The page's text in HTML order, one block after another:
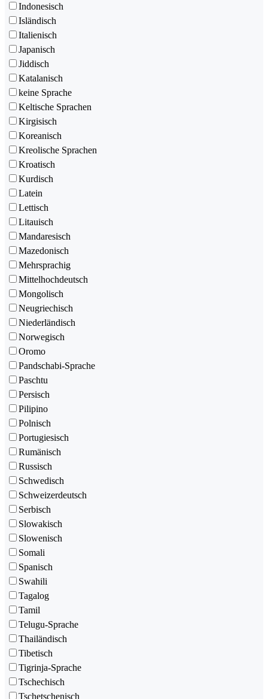
Indonesisch
Isländisch
Italienisch
Japanisch
Jiddisch
Katalanisch
keine Sprache
Keltische Sprachen
Kirgisisch
Koreanisch
Kreolische Sprachen
Kroatisch
Kurdisch
Latein
Lettisch
Litauisch
Mandaresisch
Mazedonisch
Mehrsprachig
Mittelhochdeutsch
Mongolisch
Neugriechisch
Niederländisch
Norwegisch
Oromo
Pandschabi-Sprache
Paschtu
Persisch
Pilipino
Polnisch
Portugiesisch
Rumänisch
Russisch
Schwedisch
Schweizerdeutsch
Serbisch
Slowakisch
Slowenisch
Somali
Spanisch
Swahili
Tagalog
Tamil
Telugu-Sprache
Thailändisch
Tibetisch
Tigrinja-Sprache
Tschechisch
Tschetschenisch